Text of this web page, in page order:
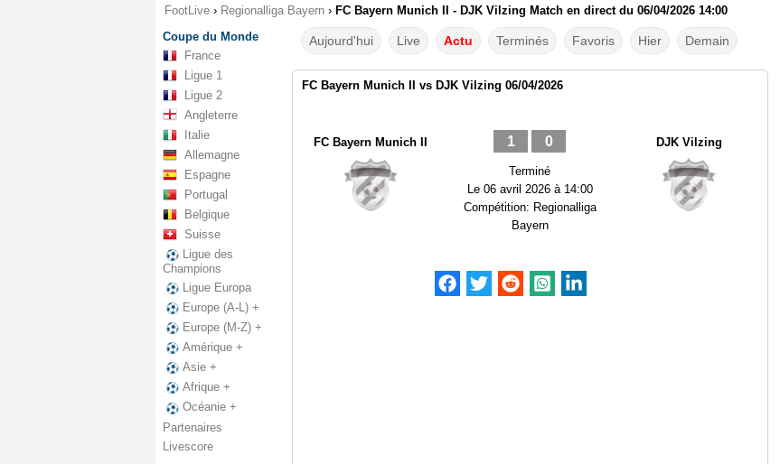
FootLive › Regionalliga Bayern › FC Bayern Munich II - DJK Vilzing Match en direct du 06/04/2026 14:00
Coupe du Monde
France
Ligue 1
Ligue 2
Angleterre
Italie
Allemagne
Espagne
Portugal
Belgique
Suisse
Ligue des
Champions
Ligue Europa
Europe (A-L) +
Europe (M-Z) +
Amérique +
Asie +
Afrique +
Océanie +
Partenaires
Livescore
Aujourd'hui Live Actu Terminés Favoris Hier Demain
FC Bayern Munich II vs DJK Vilzing 06/04/2026
FC Bayern Munich II 1 0
Terminé
Le 06 avril 2026 à 14:00
Compétition: Regionalliga
Bayern
DJK Vilzing